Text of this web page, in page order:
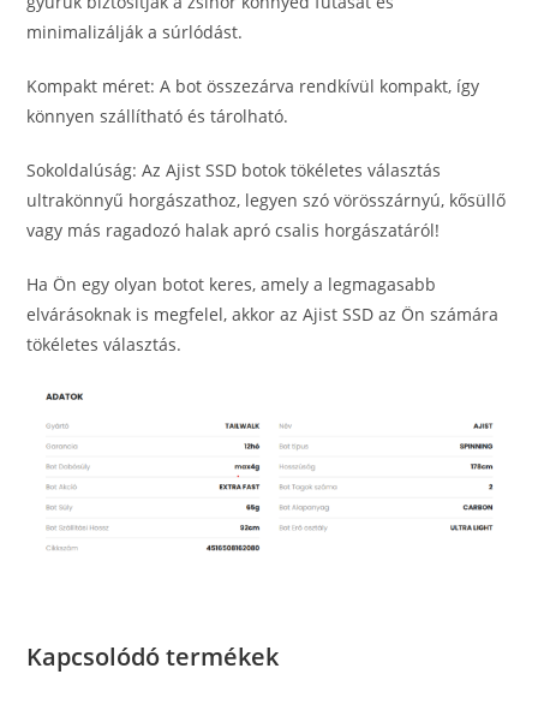
minimalizálják a súrlódást.
Kompakt méret: A bot összezárva rendkívül kompakt, így
könnyen szállítható és tárolható.
Sokoldalúság: Az Ajist SSD botok tökéletes választás
ultrakönnyű horgászathoz, legyen szó vörösszárnyú, kősüllő
vagy más ragadozó halak apró csalis horgászatáról!
Ha Ön egy olyan botot keres, amely a legmagasabb
elvárásoknak is megfelel, akkor az Ajist SSD az Ön számára
tökéletes választás.
Kapcsolódó termékek